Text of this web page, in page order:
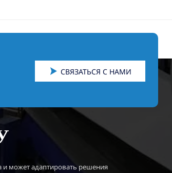
 СВЯЗАТЬСЯ С НАМИ
и может адаптировать решения